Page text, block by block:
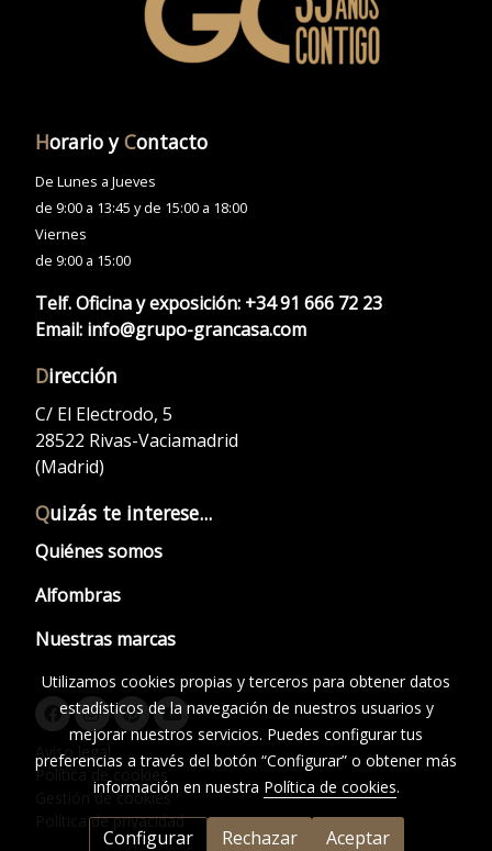
Horario yContacto
De Lunes a Jueves
de 9:00 a 13:45 y de 15:00 a 18:00
Viernes
de 9:00 a 15:00
Telf. Oficina y exposición: +34 91 666 72 23
Email: info@grupo-grancasa.com
Dirección
C/ El Electrodo, 5
28522 Rivas-Vaciamadrid
(Madrid)
Quizás te interese...
Quiénes somos
Alfombras
Nuestras marcas
Aviso legal
Política de cookies
Gestión de cookies
Política de privacidad
Utilizamos cookies propias y terceros para obtener datos
estadísticos de la navegación de nuestros usuarios y
mejorar nuestros servicios. Puedes configurar tus
preferencias a través del botón “Configurar” o obtener más
información en nuestra Política de cookies.
Configurar Rechazar Aceptar